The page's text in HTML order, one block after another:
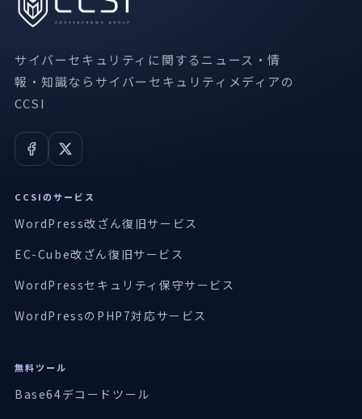
サイバーセキュリティに関するニュース・情
報・知識ならサイバーセキュリティメディアの
CCSI
CCSIのサービス
WordPress改ざん復旧サービス
EC-Cube改ざん復旧サービス
WordPressセキュリティ保守サービス
WordPressのPHP7対応サービス
無料ツール
Base64デコードツール